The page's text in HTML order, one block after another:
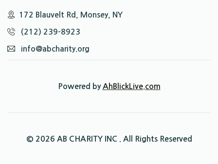
172 Blauvelt Rd, Monsey, NY
(212) 239-8923
info@abcharity.org
Powered by AhBlickLive.com
© 2026 AB CHARITY INC . All Rights Reserved